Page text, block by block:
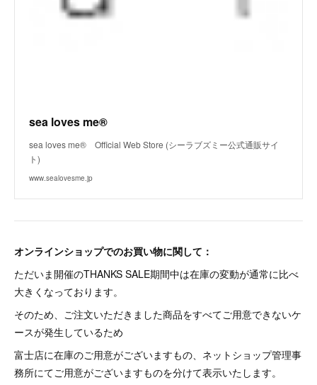
sea loves me®
sea loves me® Official Web Store (シーラブズミー公式通販サイ
ト)
www.sealovesme.jp
オンラインショップでのお買い物に関して：
ただいま開催のTHANKS SALE期間中は在庫の変動が通常に比べ
大きくなっております。
そのため、ご注文いただきました商品をすべてご用意できないケ
ースが発生しているため
富士店に在庫のご用意がございますもの、ネットショップ管理事
務所にてご用意がございますものを分けて表示いたします。